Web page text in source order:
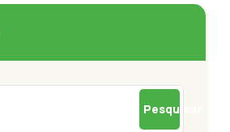
Pesquisar